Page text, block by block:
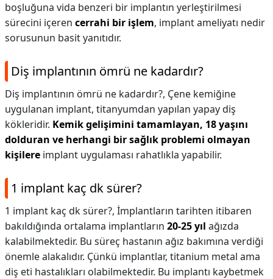
boşluğuna vida benzeri bir implantın yerleştirilmesi
sürecini içeren cerrahi bir işlem, implant ameliyatı nedir
sorusunun basit yanıtıdır.
Diş implantının ömrü ne kadardır?
Diş implantının ömrü ne kadardır?, Çene kemiğine
uygulanan implant, titanyumdan yapılan yapay diş
kökleridir. Kemik gelişimini tamamlayan, 18 yaşını
dolduran ve herhangi bir sağlık problemi olmayan
kişilere implant uygulaması rahatlıkla yapabilir.
1 implant kaç dk sürer?
1 implant kaç dk sürer?, İmplantların tarihten itibaren
bakıldığında ortalama implantların 20-25 yıl ağızda
kalabilmektedir. Bu süreç hastanın ağız bakımına verdiği
önemle alakalıdır. Çünkü implantlar, titanium metal ama
diş eti hastalıkları olabilmektedir. Bu implantı kaybetmek